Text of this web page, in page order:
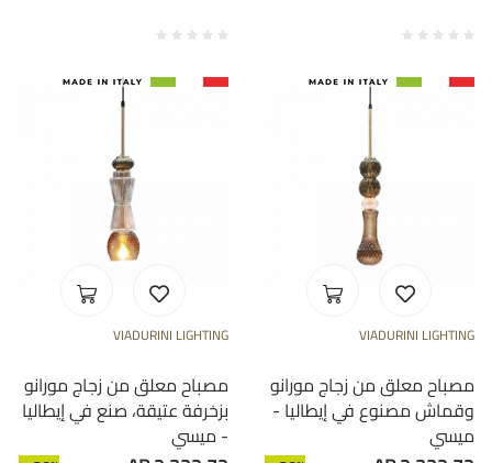
VIADURINI LIGHTING
مصباح معلق من زجاج مورانو
بزخرفة عتيقة، صنع في إيطاليا
- ميسي
VIADURINI LIGHTING
مصباح معلق من زجاج مورانو
وقماش مصنوع في إيطاليا -
ميسي